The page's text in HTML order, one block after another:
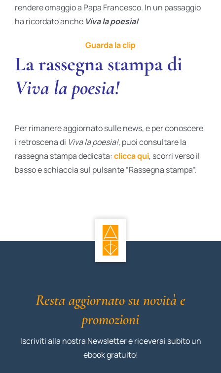
rendere omaggio a Papa Francesco. In un passaggio
ha ricordato anche Viva la poesia!
Guarda la clip
La rassegna stampa di
Viva la poesia!
Per rimanere aggiornato sulle news, e per conoscere
i retroscena di Viva la poesia!, puoi consultare la
rassegna stampa dedicata: clicca qui, scorri verso il
basso e schiaccia sul pulsante “Rassegna stampa”.
Resta aggiornato su novità e
promozioni
Iscriviti alla nostra Newsletter e riceverai subito un
ebook gratuito!